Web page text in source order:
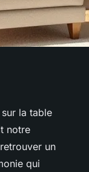
la table
notre
un
qui